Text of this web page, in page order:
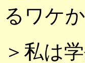
るワケ
＞私は